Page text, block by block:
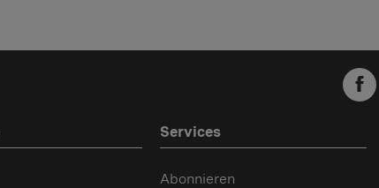
Services
Abonnieren